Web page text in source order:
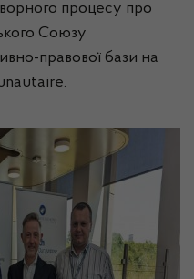
процесу про
Союзу
правової бази на